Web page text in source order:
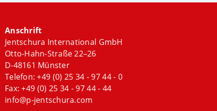
Anschrift
Jentschura International GmbH
Otto-Hahn-Straße 22–26
D-48161 Münster
Telefon:+49 (0) 25 34 - 97 44 - 0
Fax: +49 (0) 25 34 - 97 44 - 44
info@p-jentschura.com